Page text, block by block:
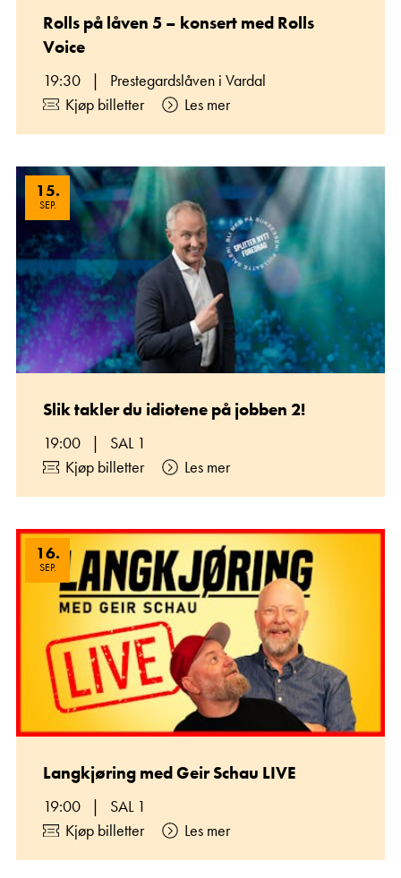
Rolls på låven 5 – konsert med Rolls
Voice
19:30 |
Prestegardslåven i Vardal
Kjøp billetter
Les mer
15.
SEP.
Slik takler du idiotene på jobben 2!
19:00 |
SAL 1
Kjøp billetter
Les mer
16.
SEP.
Langkjøring med Geir Schau LIVE
19:00 |
SAL 1
Kjøp billetter
Les mer